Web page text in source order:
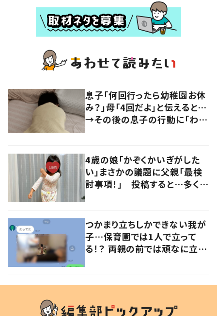
息子「何回行ったら幼稚園お休
み？」母「4回だよ」と伝えると…
→その後の息子の行動に「わか
4歳の娘「かぞくかいぎがした
い」まさかの議題に父親「最検
討事項！」 投稿すると…多くの
つかまり立ちしかできない我が
子…保育園では1人で立って
る！？ 両親の前では頑なに立た